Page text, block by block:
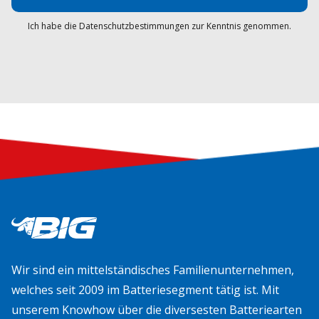
Ich habe die Datenschutzbestimmungen zur Kenntnis genommen.
Wir sind ein mittelständisches Familienunternehmen,
welches seit 2009 im Batteriesegment tätig ist. Mit
unserem Knowhow über die diversesten Batteriearten